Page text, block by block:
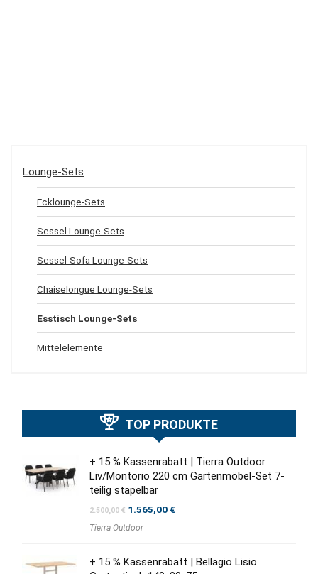
Lounge-Sets
Ecklounge-Sets
Sessel Lounge-Sets
Sessel-Sofa Lounge-Sets
Chaiselongue Lounge-Sets
Esstisch Lounge-Sets
Mittelelemente
TOP PRODUKTE
+ 15 % Kassenrabatt | Tierra Outdoor
Liv/Montorio 220 cm Gartenmöbel-Set 7-
teilig stapelbar
2.500,00€ Ursprünglicher
war:
1.565,00€Aktueller
Tierra Outdoor
+ 15 % Kassenrabatt | Bellagio Lisio